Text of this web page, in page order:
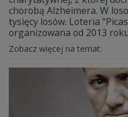
chorobą Alzheimera. W
tysięcy losów. Loteria
organizowana od 2013
Zobacz więcej na temat: